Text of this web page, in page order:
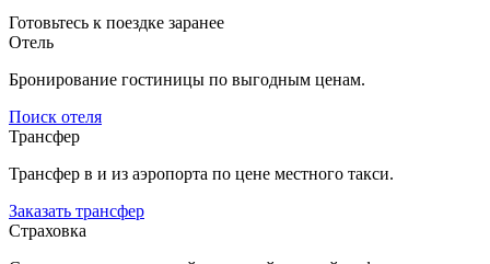
Готовьтесь к поездке заранее
Отель
Бронирование гостиницы по выгодным ценам.
Поиск отеля
Трансфер
Трансфер в и из аэропорта по цене местного такси.
Заказать трансфер
Страховка